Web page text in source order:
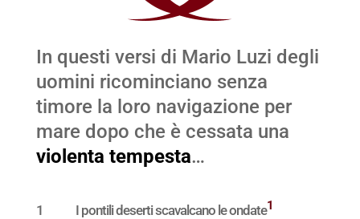
In questi versi di Mario Luzi degli
uomini ricominciano senza
timore la loro navigazione per
mare dopo che è cessata una
violenta tempesta…
1 I pontili deserti scavalcano le ondate1